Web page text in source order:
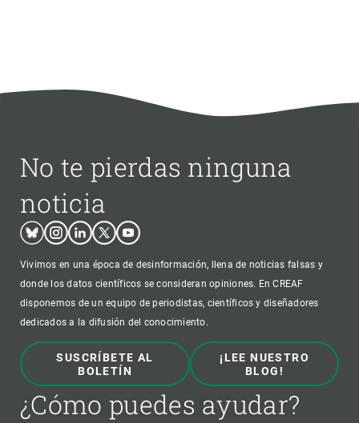
No te pierdas ninguna
noticia
BlueskyInstagram
LinkedinTwitterYoutube
Vivimos en una época de desinformación, llena de noticias falsas y
donde los datos científicos se consideran opiniones. En CREAF
disponemos de un equipo de periodistas, científicos y diseñadores
dedicados a la difusión del conocimiento.
SUSCRÍBETE AL
BOLETÍN
¡LEE NUESTRO
BLOG!
¿Cómo puedes ayudar?